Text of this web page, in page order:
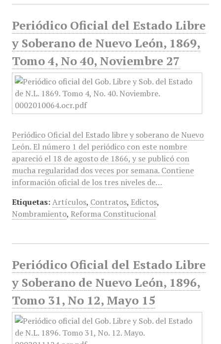
Periódico Oficial del Estado Libre
y Soberano de Nuevo León, 1869,
Tomo 4, No 40, Noviembre 27
Periódico Oficial del Estado libre y soberano de Nuevo
León. El número 1 del periódico con este nombre
apareció el 18 de agosto de 1866, y se publicó con
mucha regularidad dos veces por semana. Contiene
información oficial de los tres niveles de…
Etiquetas: Artículos, Contratos, Edictos,
Nombramiento, Reforma Constitucional
Periódico Oficial del Estado Libre
y Soberano de Nuevo León, 1896,
Tomo 31, No 12, Mayo 15